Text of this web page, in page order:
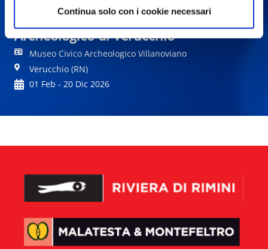
Continua solo con i cookie necessari
Racconti dall'aldilà. Il Museo
Archeologico di Verucchio
Museo Civico Archeologico Villanoviano
Verucchio (RN)
01 Feb - 20 Dic 2026